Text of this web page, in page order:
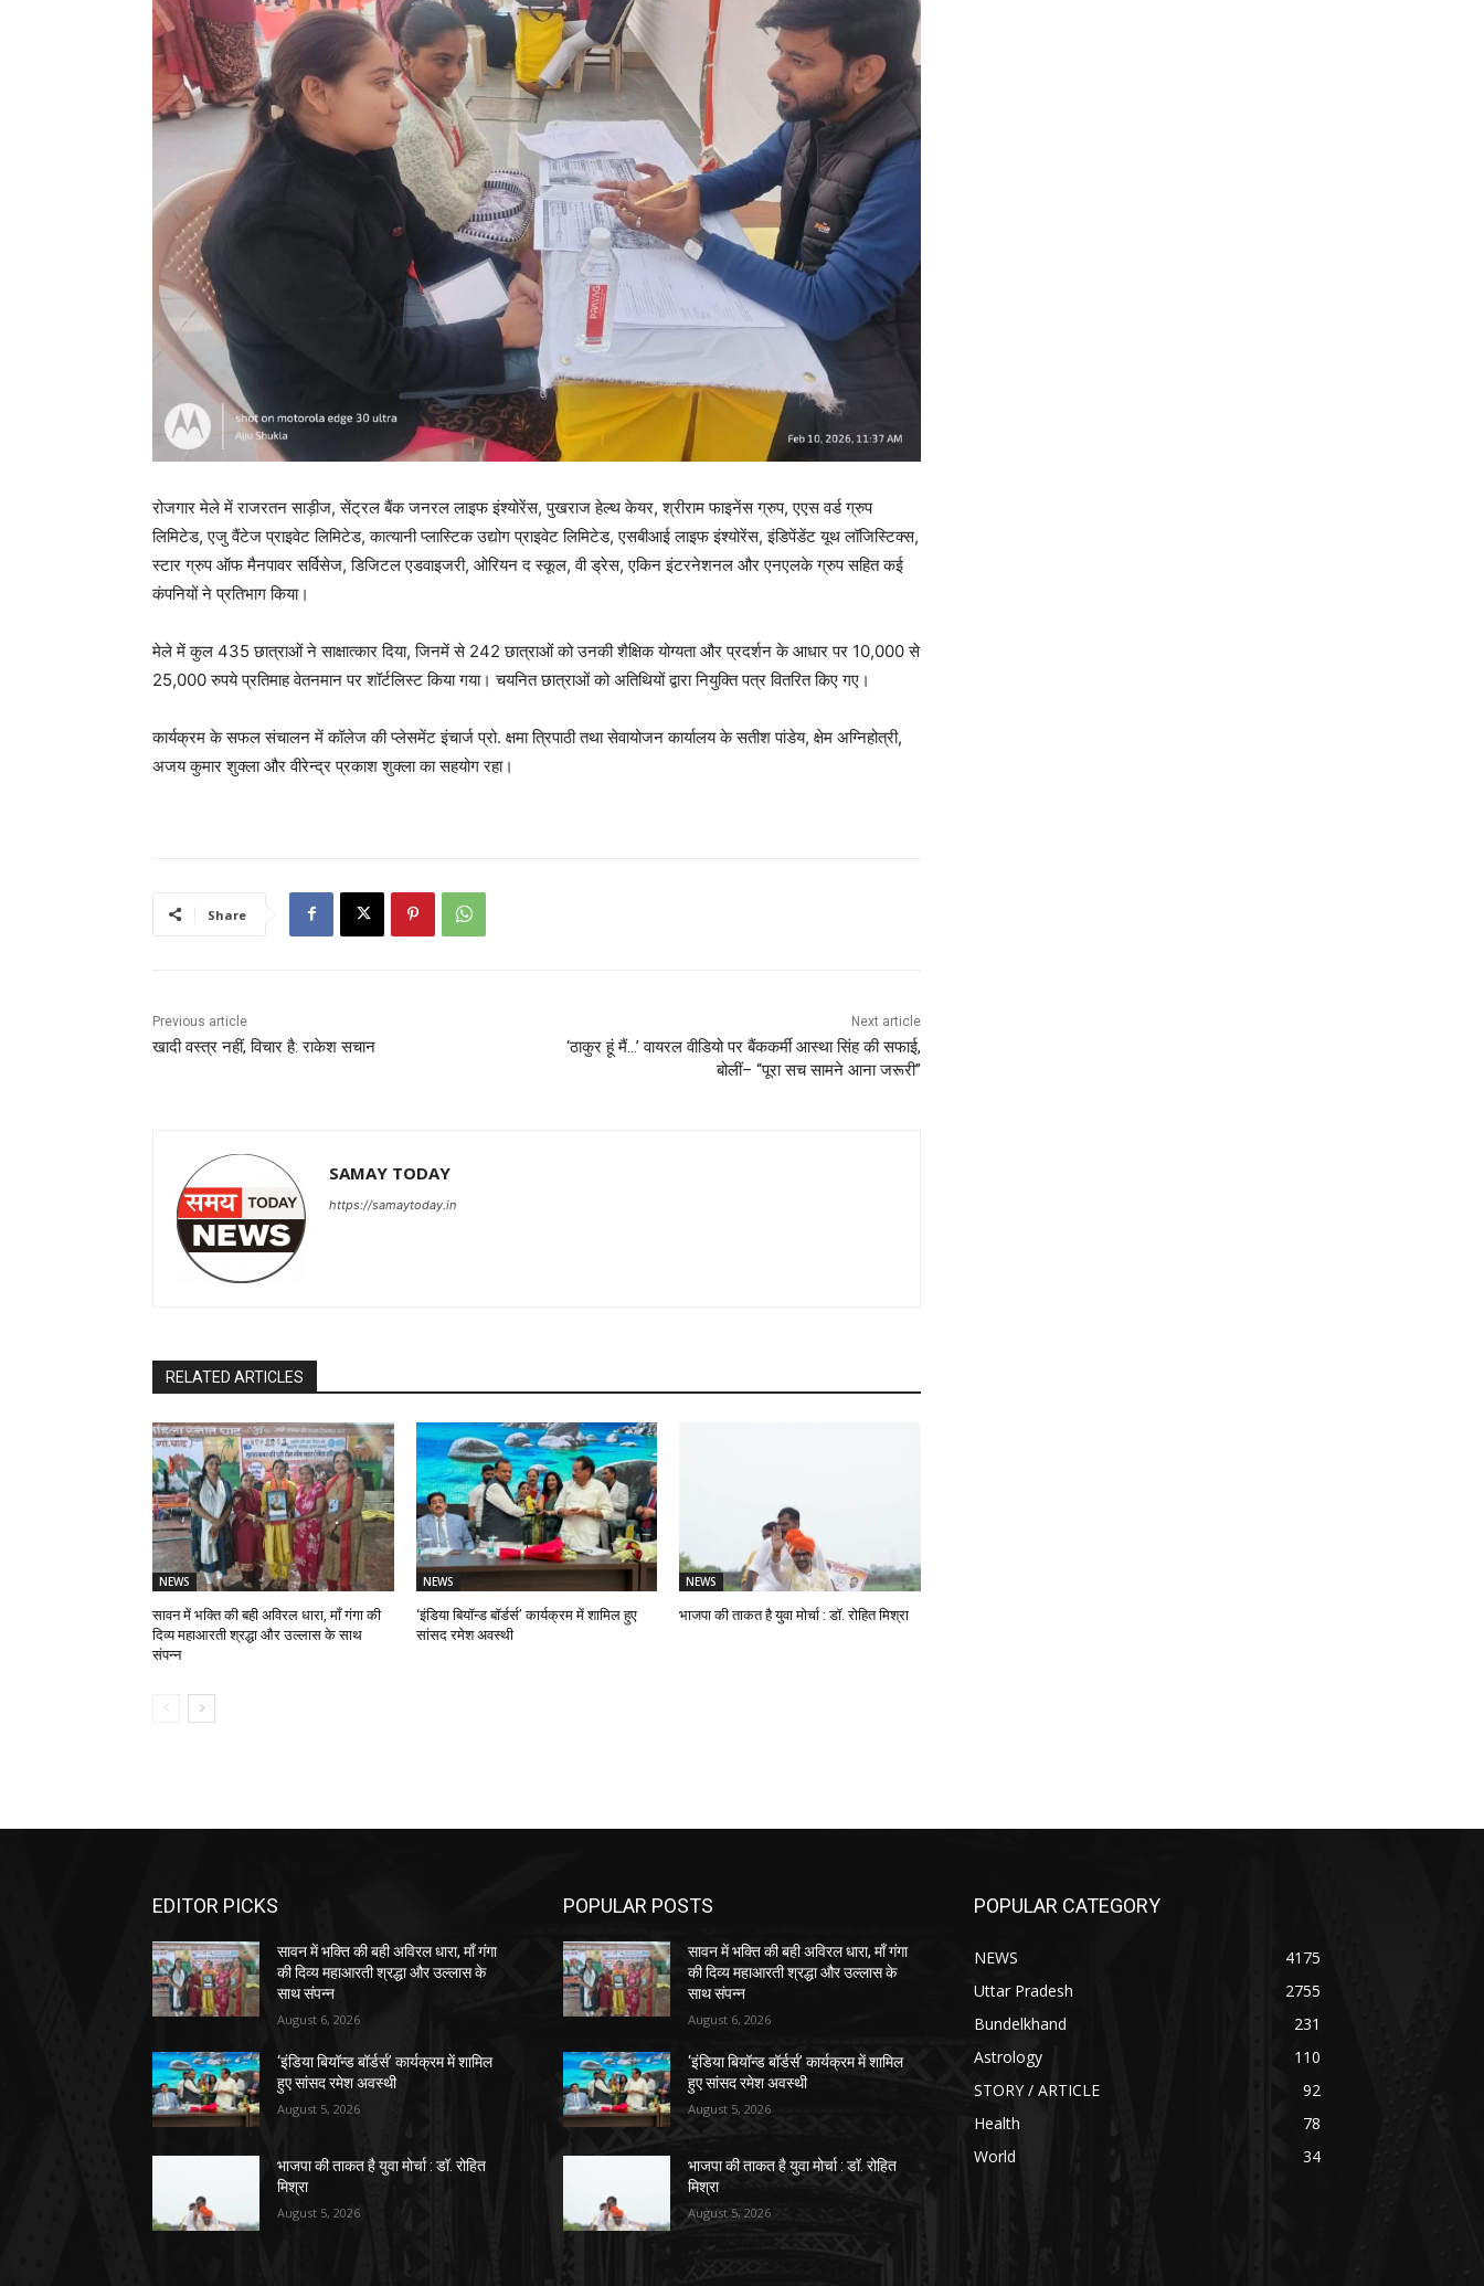
रोजगार मेले में राजरतन साड़ीज, सेंट्रल बैंक जनरल लाइफ इंश्योरेंस, पुखराज हेल्थ केयर, श्रीराम फाइनेंस ग्रुप, एएस वर्ड ग्रुप
लिमिटेड, एजु वैंटेज प्राइवेट लिमिटेड, कात्यानी प्लास्टिक उद्योग प्राइवेट लिमिटेड, एसबीआई लाइफ इंश्योरेंस, इंडिपेंडेंट यूथ लॉजिस्टिक्स,
स्टार ग्रुप ऑफ मैनपावर सर्विसेज, डिजिटल एडवाइजरी, ओरियन द स्कूल, वी ड्रेस, एकिन इंटरनेशनल और एनएलके ग्रुप सहित कई
कंपनियों ने प्रतिभाग किया।
मेले में कुल 435 छात्राओं ने साक्षात्कार दिया, जिनमें से 242 छात्राओं को उनकी शैक्षिक योग्यता और प्रदर्शन के आधार पर 10,000 से
25,000 रुपये प्रतिमाह वेतनमान पर शॉर्टलिस्ट किया गया। चयनित छात्राओं को अतिथियों द्वारा नियुक्ति पत्र वितरित किए गए।
कार्यक्रम के सफल संचालन में कॉलेज की प्लेसमेंट इंचार्ज प्रो. क्षमा त्रिपाठी तथा सेवायोजन कार्यालय के सतीश पांडेय, क्षेम अग्निहोत्री,
अजय कुमार शुक्ला और वीरेन्द्र प्रकाश शुक्ला का सहयोग रहा।
Share
Previous article
खादी वस्त्र नहीं, विचार है: राकेश सचान
Next article
‘ठाकुर हूं मैं…’ वायरल वीडियो पर बैंककर्मी आस्था सिंह की सफाई,
बोलीं– “पूरा सच सामने आना जरूरी”
SAMAY TODAY
https://samaytoday.in
RELATED ARTICLES
NEWS
सावन में भक्ति की बही अविरल धारा, माँ गंगा की
दिव्य महाआरती श्रद्धा और उल्लास के साथ
संपन्न
NEWS
‘इंडिया बियॉन्ड बॉर्डर्स’ कार्यक्रम में शामिल हुए
सांसद रमेश अवस्थी
NEWS
भाजपा की ताकत है युवा मोर्चा : डॉ. रोहित मिश्रा
EDITOR PICKS
सावन में भक्ति की बही अविरल धारा, माँ गंगा
की दिव्य महाआरती श्रद्धा और उल्लास के
साथ संपन्न
August 6, 2026
‘इंडिया बियॉन्ड बॉर्डर्स’ कार्यक्रम में शामिल
हुए सांसद रमेश अवस्थी
August 5, 2026
भाजपा की ताकत है युवा मोर्चा : डॉ. रोहित
मिश्रा
August 5, 2026
POPULAR POSTS
सावन में भक्ति की बही अविरल धारा, माँ गंगा
की दिव्य महाआरती श्रद्धा और उल्लास के
साथ संपन्न
August 6, 2026
‘इंडिया बियॉन्ड बॉर्डर्स’ कार्यक्रम में शामिल
हुए सांसद रमेश अवस्थी
August 5, 2026
भाजपा की ताकत है युवा मोर्चा : डॉ. रोहित
मिश्रा
August 5, 2026
POPULAR CATEGORY
NEWS
4175
Uttar Pradesh
2755
Bundelkhand
231
Astrology
110
STORY / ARTICLE
92
Health
78
World
34